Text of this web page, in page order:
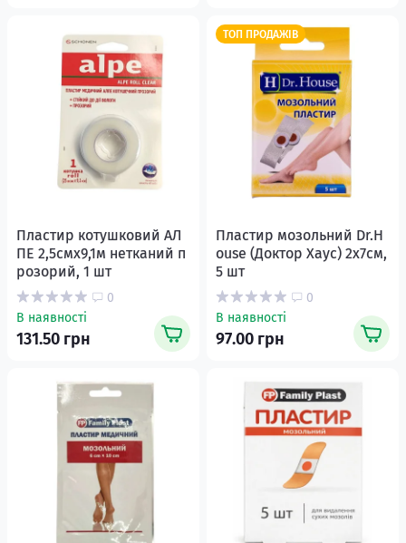
Пластир котушковий АЛ
ПЕ 2,5смх9,1м нетканий п
розорий, 1 шт
0
В наявності
131.50 грн
ТОП ПРОДАЖІВ
Пластир мозольний Dr.H
ouse (Доктор Хаус) 2х7см,
5 шт
0
В наявності
97.00 грн